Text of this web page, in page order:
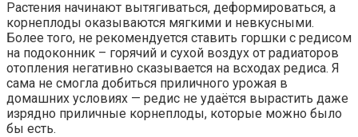
Растения начинают вытягиваться, деформироваться, а
корнеплоды оказываются мягкими и невкусными.
Более того, не рекомендуется ставить горшки с редисом
на подоконник – горячий и сухой воздух от радиаторов
отопления негативно сказывается на всходах редиса. Я
сама не смогла добиться приличного урожая в
домашних условиях — редис не удаётся вырастить даже
изрядно приличные корнеплоды, которые можно было
бы есть.